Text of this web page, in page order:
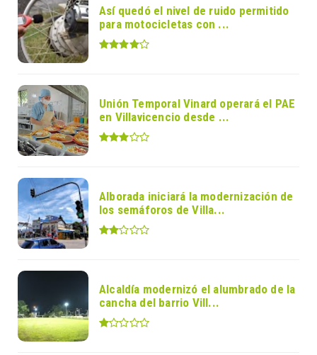
Así quedó el nivel de ruido permitido
para motocicletas con ...
Unión Temporal Vinard operará el PAE
en Villavicencio desde ...
Alborada iniciará la modernización de
los semáforos de Villa...
Alcaldía modernizó el alumbrado de la
cancha del barrio Vill...